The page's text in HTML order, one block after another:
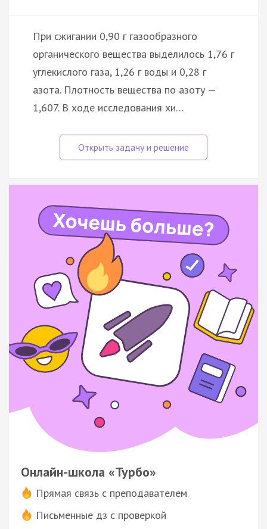
При сжигании 0,90 г газообразного
органического вещества выделилось 1,76 г
углекислого газа, 1,26 г воды и 0,28 г
азота. Плотность вещества по азоту —
1,607. В ходе исследования хи…
Онлайн-школа «Турбо»
Прямая связь с преподавателем
Письменные дз с проверкой